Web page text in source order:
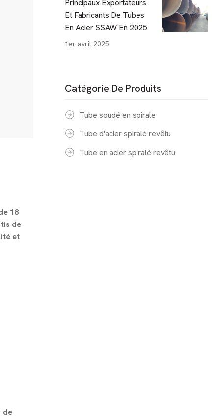
18
de
et
de
Principaux Exportateurs
Et Fabricants De Tubes
En Acier SSAW En 2025
1er avril 2025
Catégorie De Produits
Tube soudé en spirale
Tube d'acier spiralé revêtu
Tube en acier spiralé revêtu